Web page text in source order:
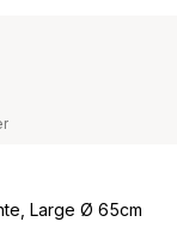
Large Ø 65cm